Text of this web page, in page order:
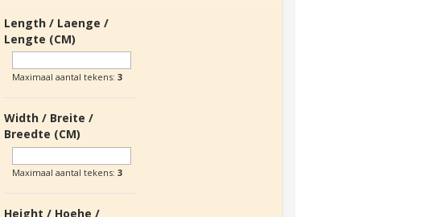
Length / Laenge /
Lengte (CM)
Maximaal aantal tekens:3
Width / Breite /
Breedte (CM)
Maximaal aantal tekens:3
Height / Hoehe /